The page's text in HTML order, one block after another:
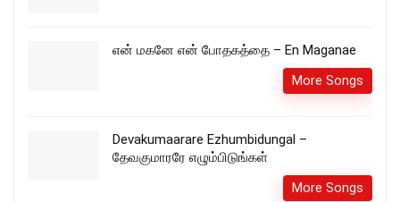
என் மகனே என் போதகத்தை – En Maganae
More Songs
Devakumaarare Ezhumbidungal –
தேவகுமாரரே எழும்பிடுங்கள்
More Songs